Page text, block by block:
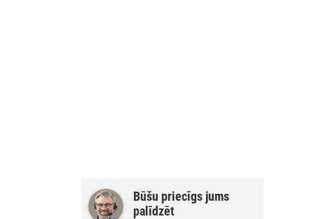
Būšu priecīgs jums
palīdzēt